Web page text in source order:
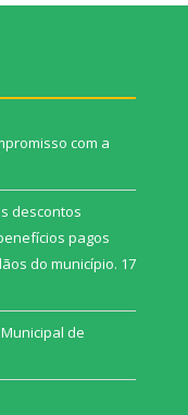
com a
descontos
pagos
do município. 17
de